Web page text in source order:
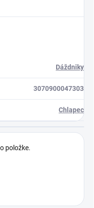
Dáždniky
3070900047303
Chlapec
položke.